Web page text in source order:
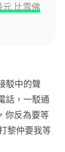
元 比雪佛
駁中的聲
話，一駁通
你反為要等
黎仲要我等